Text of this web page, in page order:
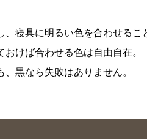
寝具に明るい色を合わせるこ
けば合わせる色は自由自在。
黒なら失敗はありません。